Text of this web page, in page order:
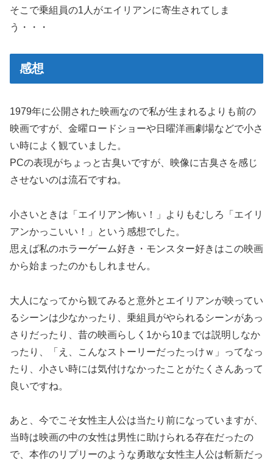
そこで乗組員の1人がエイリアンに寄生されてしま
う・・・
感想
1979年に公開された映画なので私が生まれるよりも前の
映画ですが、金曜ロードショーや日曜洋画劇場などで小さ
い時によく観ていました。
PCの表現がちょっと古臭いですが、映像に古臭さを感じ
させないのは流石ですね。
小さいときは「エイリアン怖い！」よりもむしろ「エイリ
アンかっこいい！」という感想でした。
思えば私のホラーゲーム好き・モンスター好きはこの映画
から始まったのかもしれません。
大人になってから観てみると意外とエイリアンが映ってい
るシーンは少なかったり、乗組員がやられるシーンがあっ
さりだったり、昔の映画らしく1から10までは説明しなか
ったり、「え、こんなストーリーだったっけｗ」ってなっ
たり、小さい時には気付けなかったことがたくさんあって
良いですね。
あと、今でこそ女性主人公は当たり前になっていますが、
当時は映画の中の女性は男性に助けられる存在だったの
で、本作のリプリーのような勇敢な女性主人公は斬新だっ